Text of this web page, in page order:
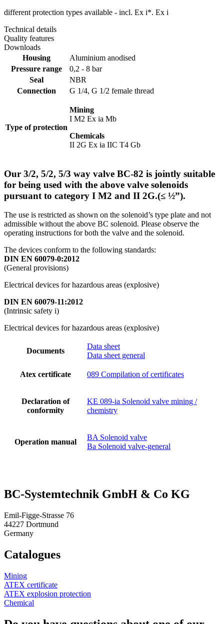
different protection types available - incl. Ex i*. Ex i
Technical details
Quality features
Downloads
Housing
Aluminium anodised
Pressure range
0,2 - 8 bar
Seal
NBR
Connection
G 1/4, G 1/2 female thread
Type of protection
Mining
I M2 Ex ia Mb
Chemicals
II 2G Ex ia IIC T4 Gb
Our 3/2, 5/2, 5/3 way valve BC-82 is jointly suitable
for being used with the above valve solenoids
pursuant to category I M2 and II 2G.(≤ ½”).
The use is restricted as shown on the solenoid’s type plate and not
admissible without the above BC solenoid. Please observe the
operating instructions for both the valve and the solenoid.
The devices conform to the following standards:
DIN EN 60079-0:2012
(General provisions)
Electrical devices for hazardous areas (explosive)
DIN EN 60079-11:2012
(Intrinsic safety i)
Electrical devices for hazardous areas (explosive)
Documents
Data sheet
Data sheet general
Atex certificate 089 Compilation of certificates
Declaration of
conformity
KE 089-ia Solenoid valve mining /
chemistry
Operation manual
BA Solenoid valve
Ba Solenoid valve-general
BC-System­tech­nik GmbH & Co KG
Emil-Figge-Strasse 76
44227 Dortmund
Germany
Catalogues
Mining
ATEX certificate
ATEX explosion protection
Chemical